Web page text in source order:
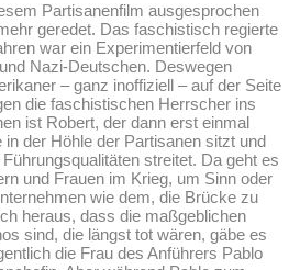
Partisanenfilm ausgesprochen
geredet. Das faschistisch regierte
war ein Experimentierfeld von
Nazi-Deutschen. Deswegen
– ganz inoffiziell – auf der Seite
die faschistischen Herrscher ins
ist Robert, der dann erst einmal
der Höhle der Partisanen sitzt und
streitet. Da geht es
und Frauen im Krieg, um Sinn oder
wie dem, die Brücke zu
heraus, dass die maßgeblichen
sind, die längst tot wären, gäbe es
die Frau des Anführers Pablo